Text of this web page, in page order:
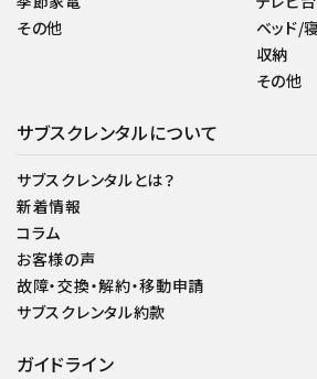
その他
ベッド/
収納
その他
サブスクレンタルについて
サブスクレンタルとは？
新着情報
コラム
お客様の声
故障・交換・解約・移動申請
サブスクレンタル約款
ガイドライン